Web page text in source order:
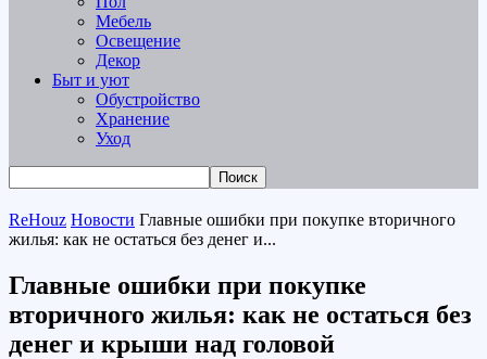
Мебель
Освещение
Декор
Быт и уют
Обустройство
Хранение
Уход
ReHouz Новости Главные ошибки при покупке вторичного
жилья: как не остаться без денег и...
Главные ошибки при покупке
вторичного жилья: как не остаться без
денег и крыши над головой